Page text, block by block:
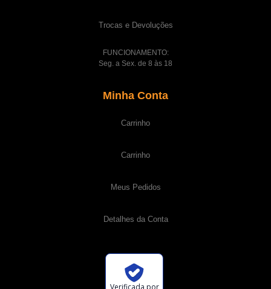
Trocas e Devoluções
FUNCIONAMENTO:
Seg. a Sex. de 8 às 18
Minha Conta
Carrinho
Carrinho
Meus Pedidos
Detalhes da Conta